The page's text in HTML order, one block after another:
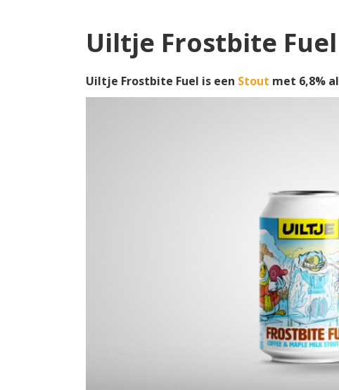
Uiltje Frostbite Fuel
Uiltje Frostbite Fuel is een Stout met 6,8%